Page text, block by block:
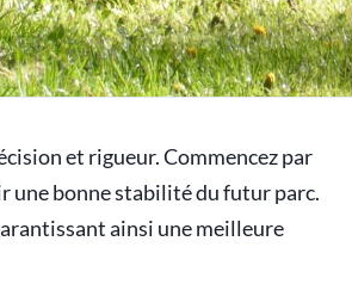
et rigueur. Commencez par
une bonne stabilité du futur parc.
ainsi une meilleure